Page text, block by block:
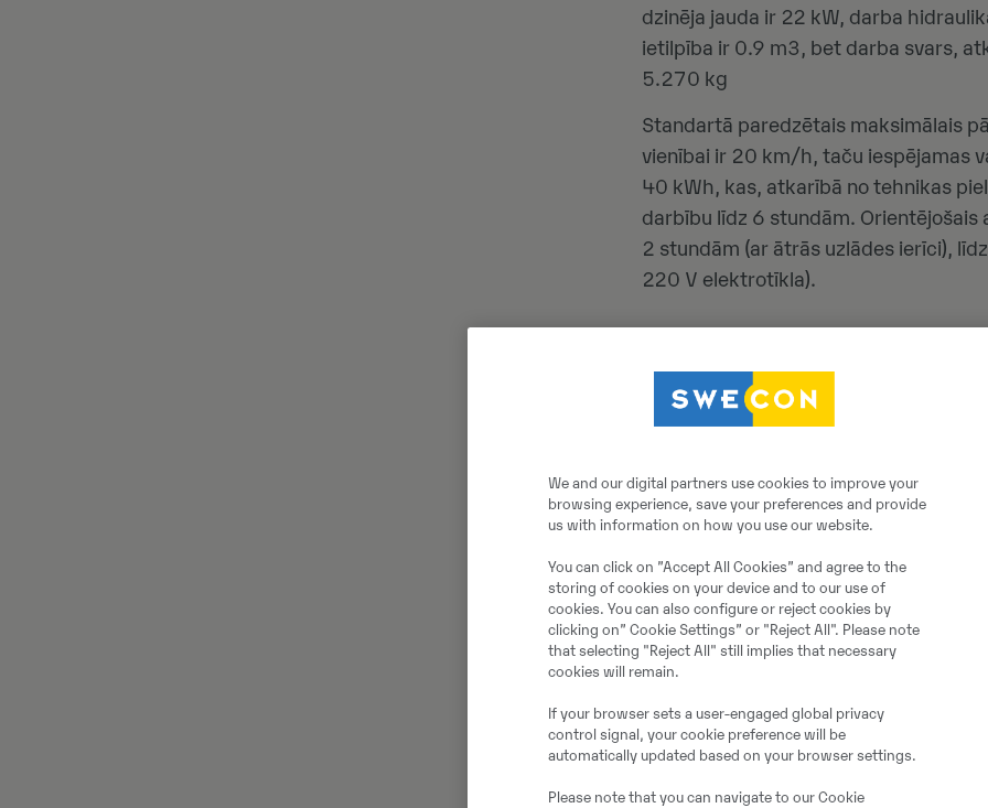
dzinēja jauda ir 22 kW, darba
ietilpība ir 0.9 m3, bet darba svars,
5.270 kg
Standartā paredzētais maksimālais
vienībai ir 20 km/h, taču iespējamas
40 kWh, kas, atkarībā no tehnikas
darbību līdz 6 stundām. Orientējošais
2 stundām (ar ātrās uzlādes ierīci),
220 V elektrotīkla).
Volvo L180H riteņiekrāvējs ar ALLU
We and our digital partners use cookies to improve your
browsing experience, save your preferences and provide
us with information on how you use our website.
You can click on ”Accept All Cookies” and agree to the
storing of cookies on your device and to our use of
cookies. You can also configure or reject cookies by
clicking on” Cookie Settings” or "Reject All". Please note
that selecting "Reject All" still implies that necessary
cookies will remain.
If your browser sets a user-engaged global privacy
control signal, your cookie preference will be
automatically updated based on your browser settings.
Please note that you can navigate to our Cookie